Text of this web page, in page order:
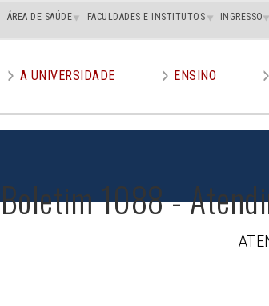
Main
superior
ÁREA DE SAÚDE FACULDADES E INSTITUTOS INGRESSO
A UNIVERSIDADE ENSINO
Boletim 1088 -